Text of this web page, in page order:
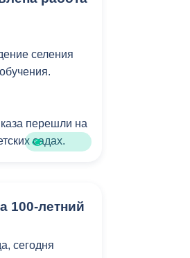
два
академия
селения
перешли на
садах.
100-летний
сегодня